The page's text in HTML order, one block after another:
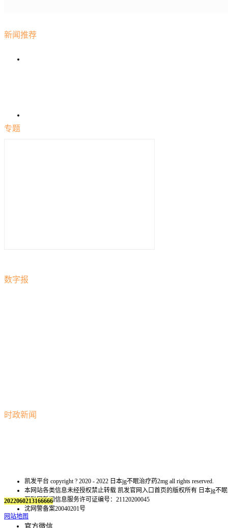
新闻推荐
专题
数字报
时政新闻
凯发平台 copyright ? 2020 - 2022 日本jg不眠治疗药2mg all rights reserved.
本网站各类信息未经授权禁止转载 凯发官网入口首页的版权所有 日本jg不
互联网新闻信息服务许可证编号：21120200045
沈网警备案20040201号
官方微信
2022060213166666
网站地图